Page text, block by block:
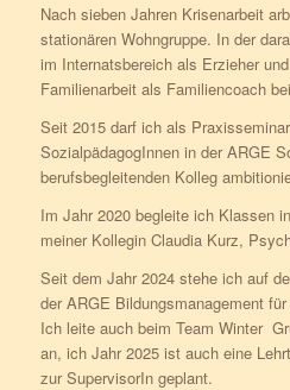
Nach sieben Jahren Krisenarbeit
stationären Wohngruppe. In der
im Internatsbereich als Erzieher
Familienarbeit als Familiencoach
Seit 2015 darf ich als
SozialpädagogInnen in der ARGE
berufsbegleitenden Kolleg
Im Jahr 2020 begleite ich Klassen
meiner Kollegin Claudia Kurz,
Seit dem Jahr 2024 stehe ich auf
der ARGE Bildungsmanagement
Ich leite auch beim Team Winter
an, ich Jahr 2025 ist auch eine
zur SupervisorIn geplant.